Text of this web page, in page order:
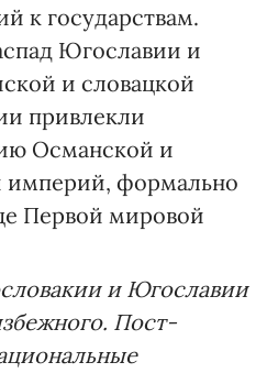
к государствам.
Югославии и
и словацкой
привлекли
Османской и
империй, формально
Первой мировой
и Югославии
Пост-